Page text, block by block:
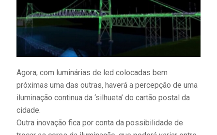
Agora, com luminárias de led colocadas bem
próximas uma das outras, haverá a percepção de uma
iluminação continua da ‘silhueta’ do cartão postal da
cidade.
Outra inovação fica por conta da possibilidade de